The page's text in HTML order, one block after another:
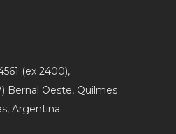
(ex 2400),
Bernal Oeste, Quilmes
Argentina.